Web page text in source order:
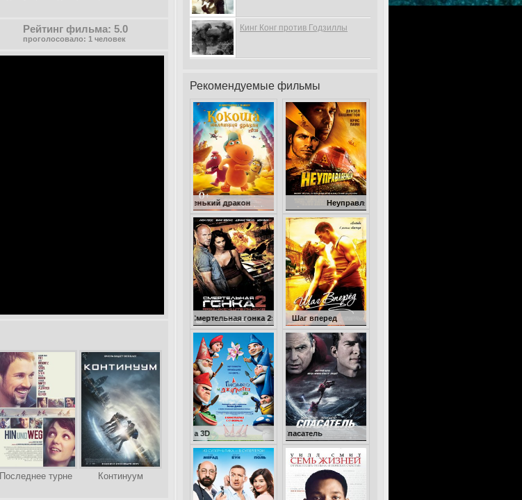
Рейтинг фильма: 5.0
проголосовало: 1 человек
Последнее турне Континуум
Кинг Конг против Годзиллы
Рекомендуемые фильмы
Кокоша – маленький дракон Неуправляемый
Смертельная гонка 2: Франкенштейн жив Шаг вперед
Гномео и Джульетта 3D